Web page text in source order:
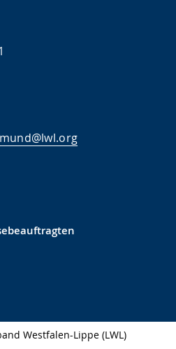
Westfalen-Lippe (LWL)